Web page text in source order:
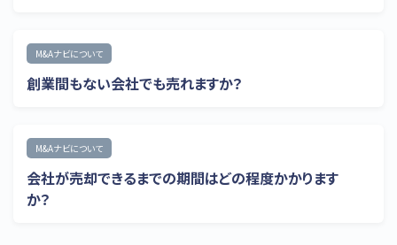
M&Aナビについて
創業間もない会社でも売れますか？
M&Aナビについて
会社が売却できるまでの期間はどの程度かかります
か？